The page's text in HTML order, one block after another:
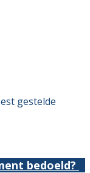
gestelde
bedoeld?